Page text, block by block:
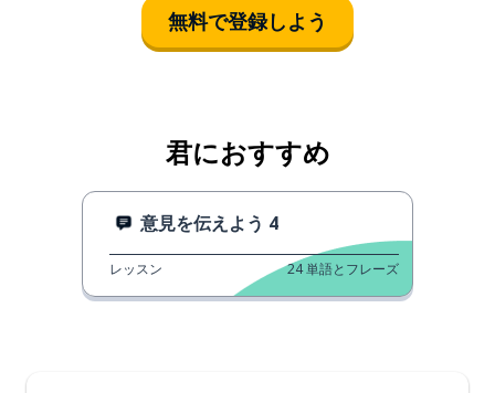
無料で登録しよう
君におすすめ
意見を伝えよう 4
レッスン 24単語とフレーズ